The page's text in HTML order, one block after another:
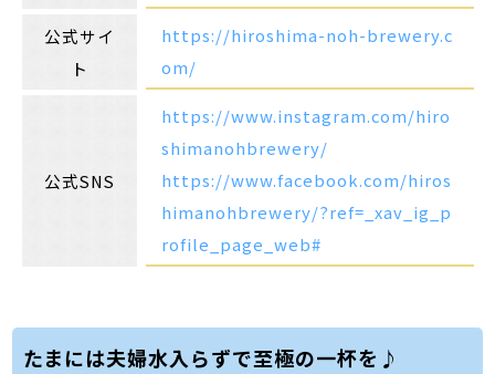
公式サイ
ト
https://hiroshima-noh-brewery.c
om/
公式SNS
https://www.instagram.com/hiro
shimanohbrewery/
https://www.facebook.com/hiros
himanohbrewery/?ref=_xav_ig_p
rofile_page_web#
たまには夫婦水入らずで至極の一杯を♪